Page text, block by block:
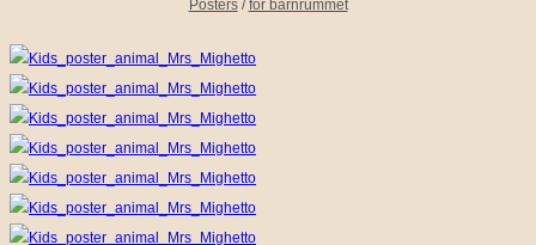
Posters / för barnrummet